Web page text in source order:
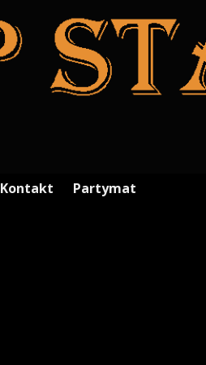
Kontakt
Partymat